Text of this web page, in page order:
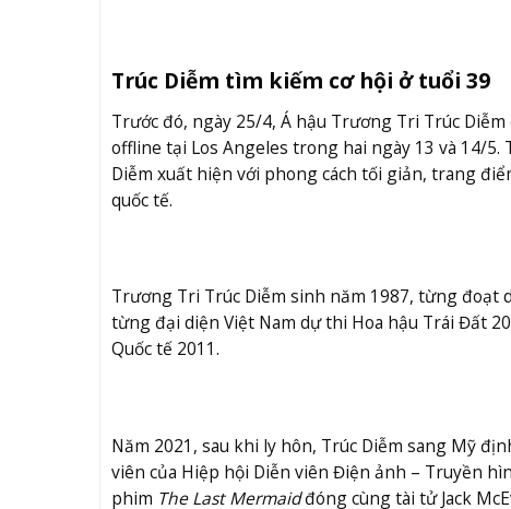
Trúc Diễm tìm kiếm cơ hội ở tuổi 39
Trước đó, ngày 25/4, Á hậu Trương Tri Trúc
offline tại Los Angeles trong hai ngày 13 và 14/
Diễm xuất hiện với phong cách tối giản, trang
quốc tế.
Trương Tri Trúc Diễm sinh năm 1987, từng đoạt
từng đại diện Việt Nam dự thi Hoa hậu Trái Đất
Quốc tế 2011.
Năm 2021, sau khi ly hôn, Trúc Diễm sang Mỹ
viên của Hiệp hội Diễn viên Điện ảnh – Truyền
phim The Last Mermaidđóng cùng tài tử Jack